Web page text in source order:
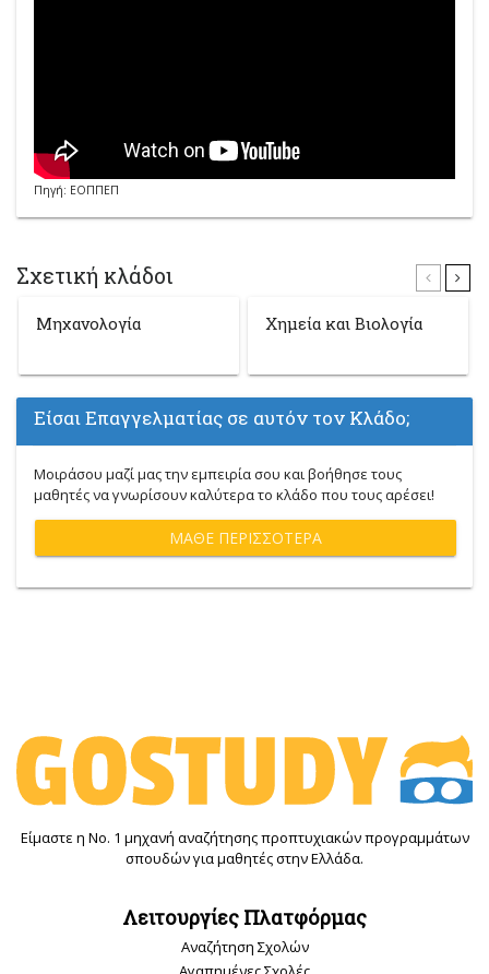
Πηγή: ΕΟΠΠΕΠ
Σχετική κλάδοι
Μηχανολογία Χημεία και Βιολογία
Είσαι Επαγγελματίας σε αυτόν τον Κλάδο;
Μοιράσου μαζί μας την εμπειρία σου και βοήθησε τους
μαθητές να γνωρίσουν καλύτερα το κλάδο που τους αρέσει!
ΜΆΘΕ ΠΕΡΙΣΣΌΤΕΡΑ
Είμαστε η Νο. 1 μηχανή αναζήτησης προπτυχιακών προγραμμάτων
σπουδών για μαθητές στην Ελλάδα.
Λειτουργίες Πλατφόρμας
Αναζήτηση Σχολών